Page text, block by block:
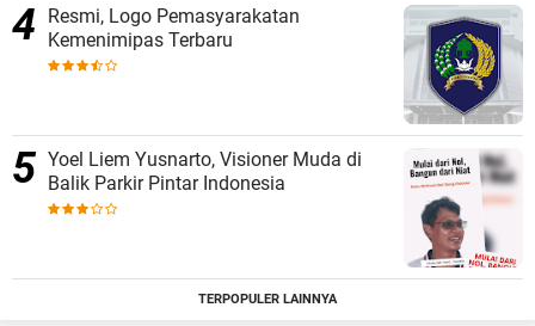
Resmi, Logo Pemasyarakatan
Kemenimipas Terbaru
Yoel Liem Yusnarto, Visioner Muda di
Balik Parkir Pintar Indonesia
TERPOPULER LAINNYA